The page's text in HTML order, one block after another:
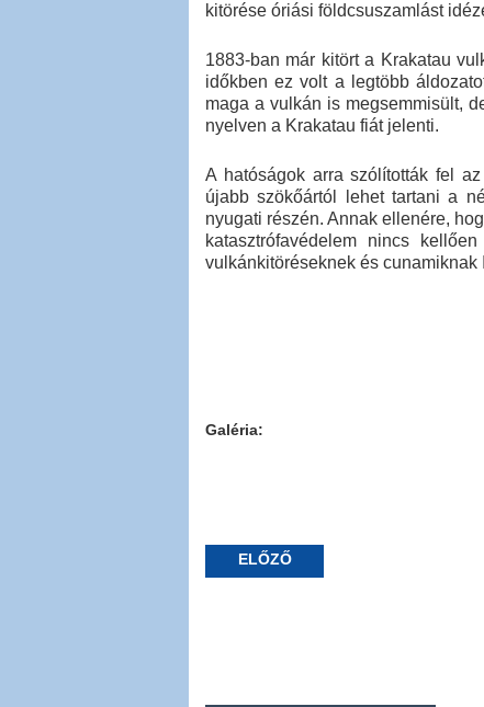
kitörése óriási földcsuszamlást
1883-ban már kitört a Krakatau
időkben ez volt a legtöbb
maga a vulkán is megsemmisült,
nyelven a Krakatau fiát jelenti.
A hatóságok arra szólították fel
újabb szökőártól lehet tartani a
nyugati részén. Annak ellenére,
katasztrófavédelem nincs
vulkánkitöréseknek és cunamiknak
Galéria:
ELŐZŐ